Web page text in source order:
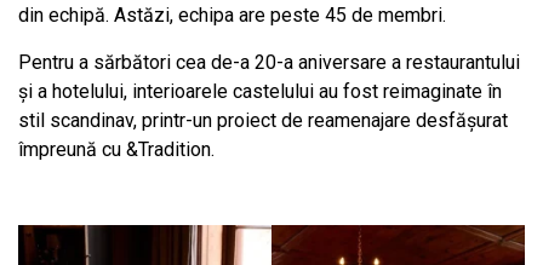
din echipă. Astăzi, echipa are peste 45 de membri.
Pentru a sărbători cea de-a 20-a aniversare a restaurantului
și a hotelului, interioarele castelului au fost reimaginate în
stil scandinav, printr-un proiect de reamenajare desfășurat
împreună cu &Tradition.